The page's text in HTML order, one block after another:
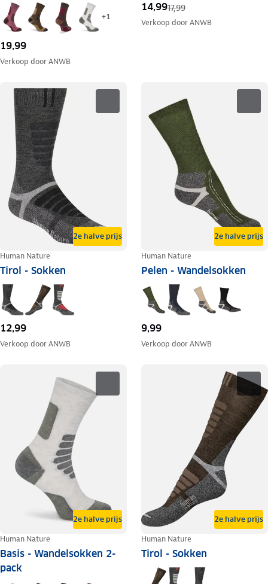
+1
19,99
Verkoop doorANWB
14,9917,99
Verkoop doorANWB
2e halve prijs
Human Nature
Tirol - Sokken
12,99
Verkoop doorANWB
2e halve prijs
Human Nature
Pelen - Wandelsokken
9,99
Verkoop doorANWB
2e halve prijs
Human Nature
Basis - Wandelsokken 2-
pack
2e halve prijs
Human Nature
Tirol - Sokken